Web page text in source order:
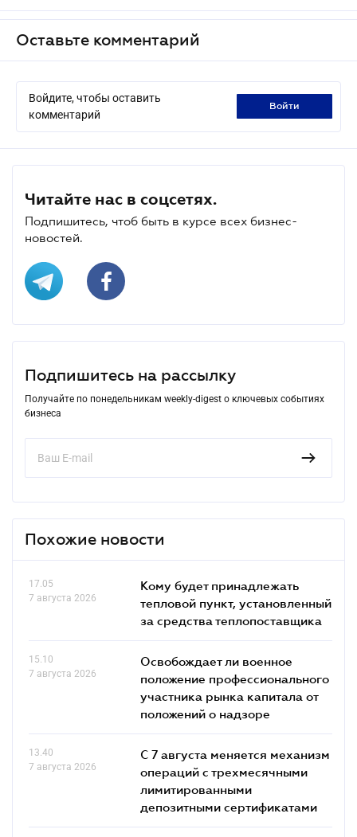
Оставьте комментарий
Войдите, чтобы оставить
комментарий
войти
Читайте нас в соцсетях.
Подпишитесь, чтоб быть в курсе всех бизнес-
новостей.
Подпишитесь на рассылку
Получайте по понедельникам weekly-digest о ключевых событиях
бизнеса
Похожие новости
17.05
7 августа 2026
Кому будет принадлежать
тепловой пункт, установленный
за средства теплопоставщика
15.10
7 августа 2026
Освобождает ли военное
положение профессионального
участника рынка капитала от
положений о надзоре
13.40
7 августа 2026
С 7 августа меняется механизм
операций с трехмесячными
лимитированными
депозитными сертификатами